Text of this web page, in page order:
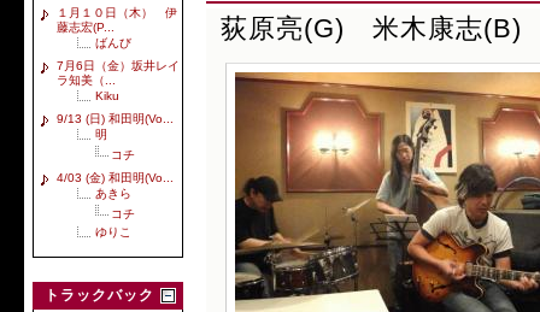
１月１０日（木） 伊
藤志宏(P...
ばんび
7月6日（金）坂井レイ
ラ知美（...
Kiku
9/13 (日) 和田明(Vo...
明
コチ
4/03 (金) 和田明(Vo...
あきら
コチ
ゆりこ
トラックバック
荻原亮(G) 米木康志(B)